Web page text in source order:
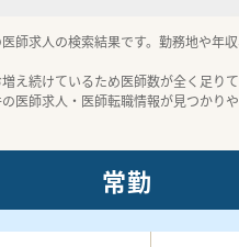
師求人の検索結果です。勤務地や年
え続けているため医師数が全く足り
医師求人・医師転職情報が見つかり
常勤